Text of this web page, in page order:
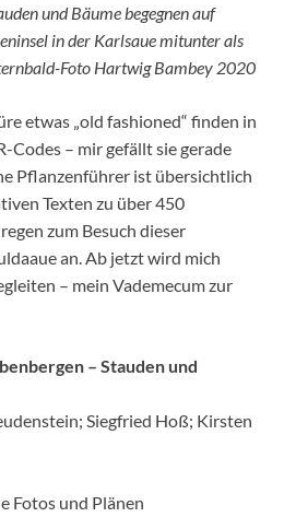
und Bäume begegnen auf
in der Karlsaue mitunter als
Foto Hartwig Bambey 2020
etwas „old fashioned“ finden in
Codes – mir gefällt sie gerade
Pflanzenführer ist übersichtlich
Texten zu über 450
zum Besuch dieser
an. Ab jetzt wird mich
– mein Vademecum zur
– Stauden und
Siegfried Hoß; Kirsten
Fotos und Plänen